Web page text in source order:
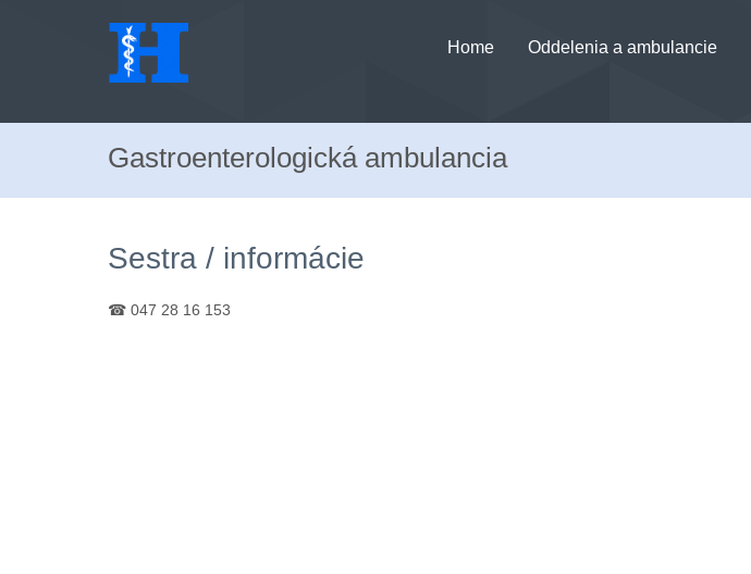
Home Oddelenia a ambulancie
Gastroenterologická ambulancia
Sestra / informácie
☎ 047 28 16 153